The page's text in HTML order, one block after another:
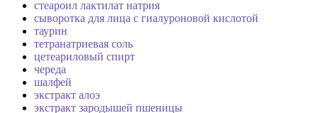
стеароил лактилат натрия
сыворотка для лица с гиалуроновой кислотой
таурин
тетранатриевая соль
цетеариловый спирт
череда
шалфей
экстракт алоэ
экстракт зародышей пшеницы